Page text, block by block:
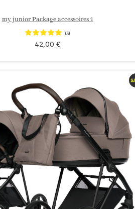
my junior Package accessoires 1
(3)
42,00 €